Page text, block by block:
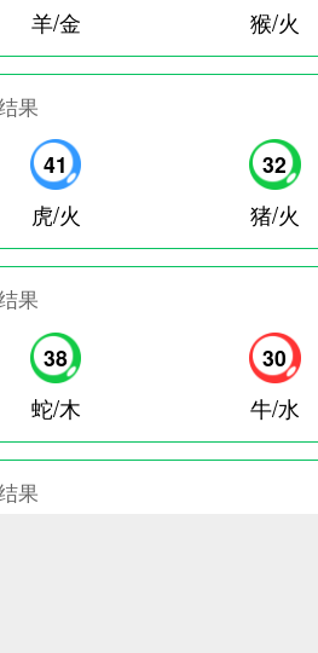
羊/金 猴/火
果
41
虎/火
32
猪/火
果
38
蛇/木
30
牛/水
果